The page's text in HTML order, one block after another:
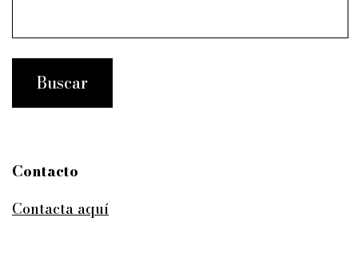
Contacto
Contacta aquí